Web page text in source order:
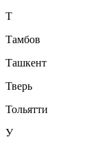
Т
Тамбов
Ташкент
Тверь
Тольятти
У